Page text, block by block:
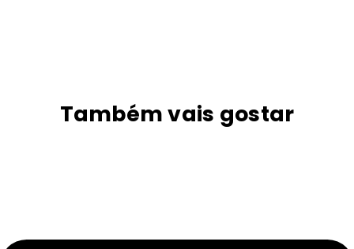
Também vais gostar